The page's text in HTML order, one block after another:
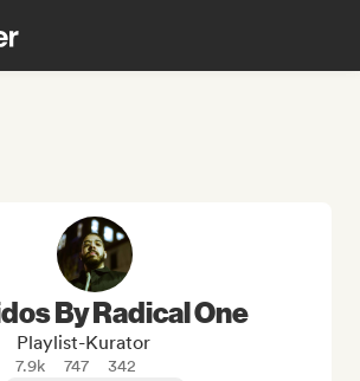
By Radical One
Playlist-Kurator
7.9k 747
342